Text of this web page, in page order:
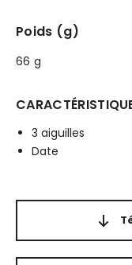
Poids (g)
66 g
3 aiguilles
Date